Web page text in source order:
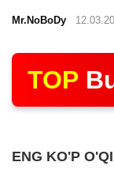
Mr.NoBoDy
TOP
ENG KO'P